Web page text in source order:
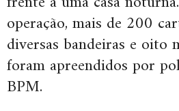
operação, mais de 200
diversas bandeiras e oito
foram apreendidos por
BPM.